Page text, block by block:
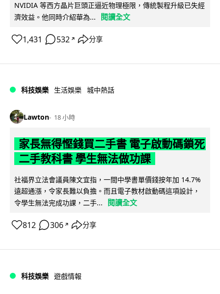
NVIDIA 等西方晶片巨頭正逼近物理極限，傳統製程升級已失經
濟效益。他同時介紹華為...
閱讀全文
1,431 532 ↗ 分享
科技娛樂 生活娛樂 城中熱話
Lawton 18 小時
家長無得慳錢買二手書 電子啟動碼鎖死
二手教科書 學生無法做功課
社福界立法會議員陳文宜指，一間中學書單價錢按年加 14.7%
遠超通漲，令家長難以負擔。而且電子教材啟動碼這項設計，
令學生無法完成功課，二手...
閱讀全文
812 306 ↗ 分享
科技娛樂 遊戲情報